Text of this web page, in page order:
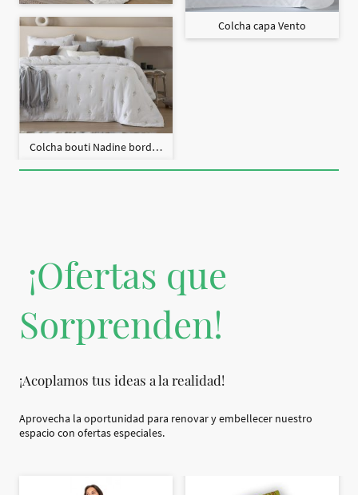
Colcha bouti Nadine bordado + fundas cojín
Colcha capa Vento
¡Ofertas que
Sorprenden!
¡Acoplamos tus ideas a la realidad!
Aprovecha la oportunidad para renovar y embellecer nuestro
espacio con ofertas especiales.